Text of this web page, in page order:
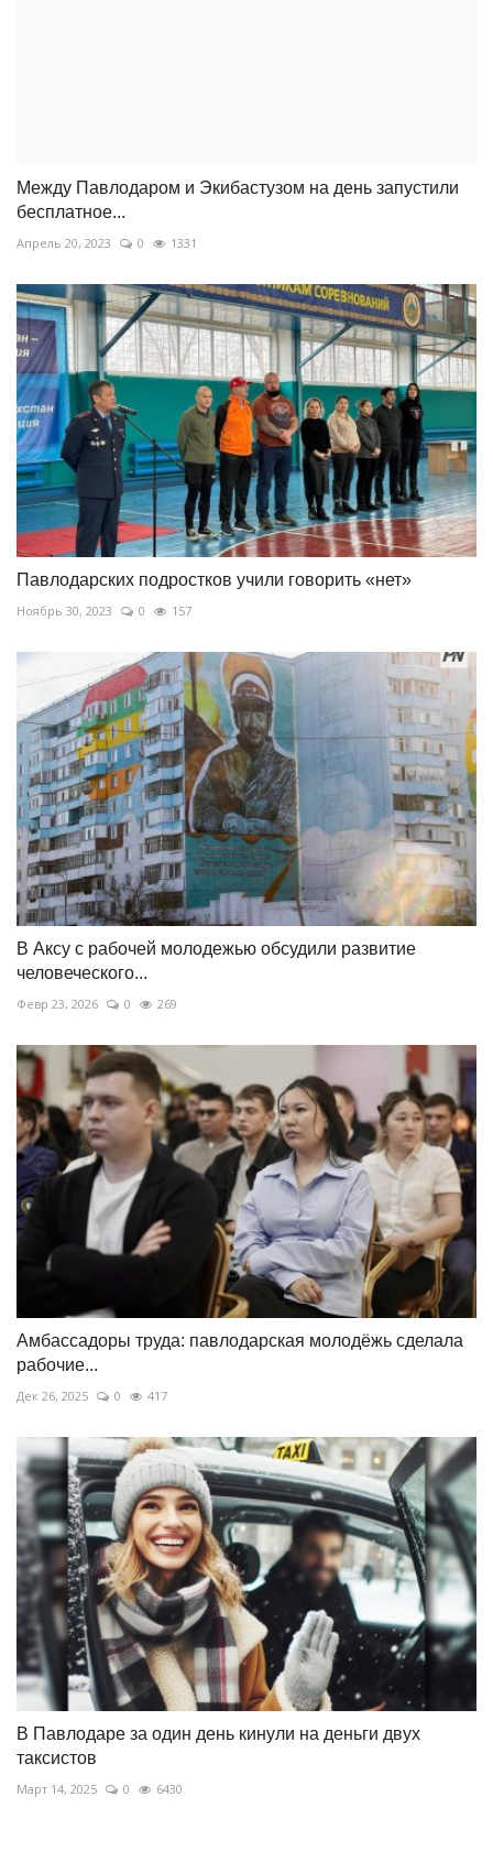
Между Павлодаром и Экибастузом на день запустили
бесплатное...
Апрель 20, 2023 0 1331
Павлодарских подростков учили говорить «нет»
Ноябрь 30, 2023 0 157
В Аксу с рабочей молодежью обсудили развитие
человеческого...
Февр 23, 2026 0 269
Амбассадоры труда: павлодарская молодёжь сделала
рабочие...
Дек 26, 2025 0 417
В Павлодаре за один день кинули на деньги двух
таксистов
Март 14, 2025 0 6430